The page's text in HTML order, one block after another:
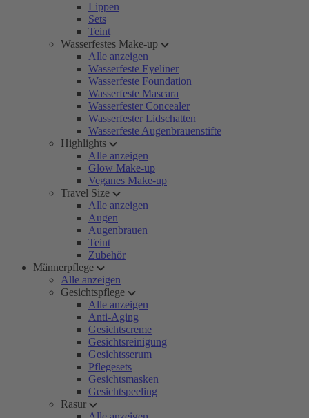
Lippen
Sets
Teint
Wasserfestes Make-up
Alle anzeigen
Wasserfeste Eyeliner
Wasserfeste Foundation
Wasserfeste Mascara
Wasserfester Concealer
Wasserfester Lidschatten
Wasserfeste Augenbrauenstifte
Highlights
Alle anzeigen
Glow Make-up
Veganes Make-up
Travel Size
Alle anzeigen
Augen
Augenbrauen
Teint
Zubehör
Männerpflege
Alle anzeigen
Gesichtspflege
Alle anzeigen
Anti-Aging
Gesichtscreme
Gesichtsreinigung
Gesichtsserum
Pflegesets
Gesichtsmasken
Gesichtspeeling
Rasur